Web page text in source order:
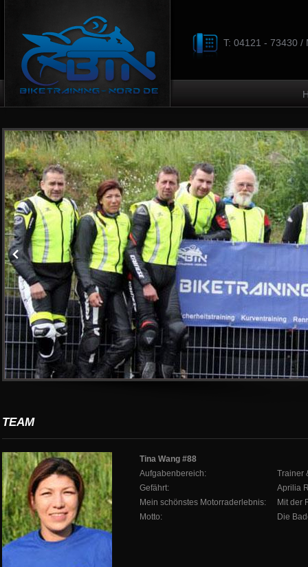
T: 04121 - 73430 /
TEAM
Tina Wang #88
Aufgabenbereich:
Trainer
Gefährt:
Aprilia
Mein schönstes Motorraderlebnis:
Mit der
Motto:
Die